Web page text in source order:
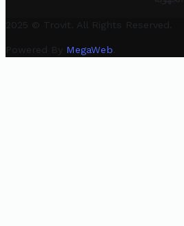
2025 © Trovit. All Rights Reserved.
Powered By MegaWeb